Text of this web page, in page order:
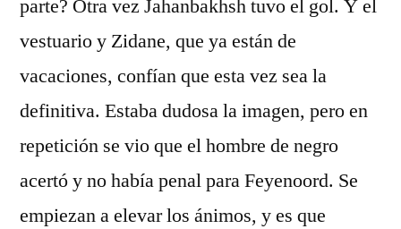
parte? Otra vez Jahanbakhsh tuvo el gol. Y el
vestuario y Zidane, que ya están de
vacaciones, confían que esta vez sea la
definitiva. Estaba dudosa la imagen, pero en
repetición se vio que el hombre de negro
acertó y no había penal para Feyenoord. Se
empiezan a elevar los ánimos, y es que